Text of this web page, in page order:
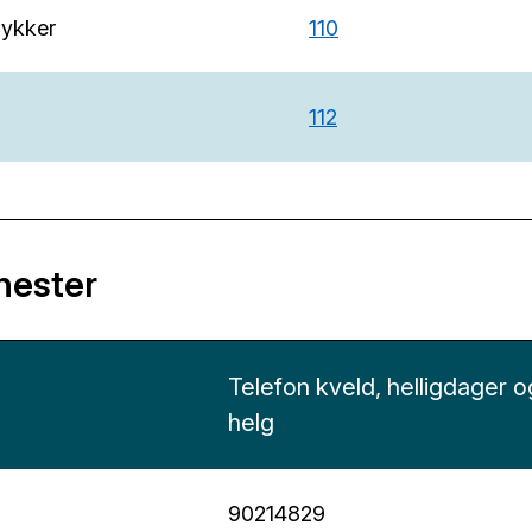
110
112
Telefon kveld, helligdager
helg
90214829